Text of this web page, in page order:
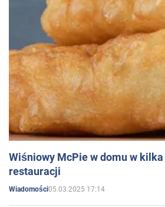
Wiśniowy McPie w domu w
restauracji
Wiadomości05.03.2025 17:14